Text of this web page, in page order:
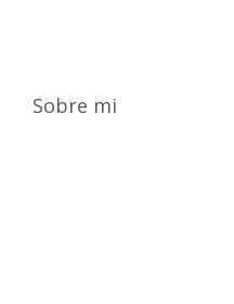
Sobre mi